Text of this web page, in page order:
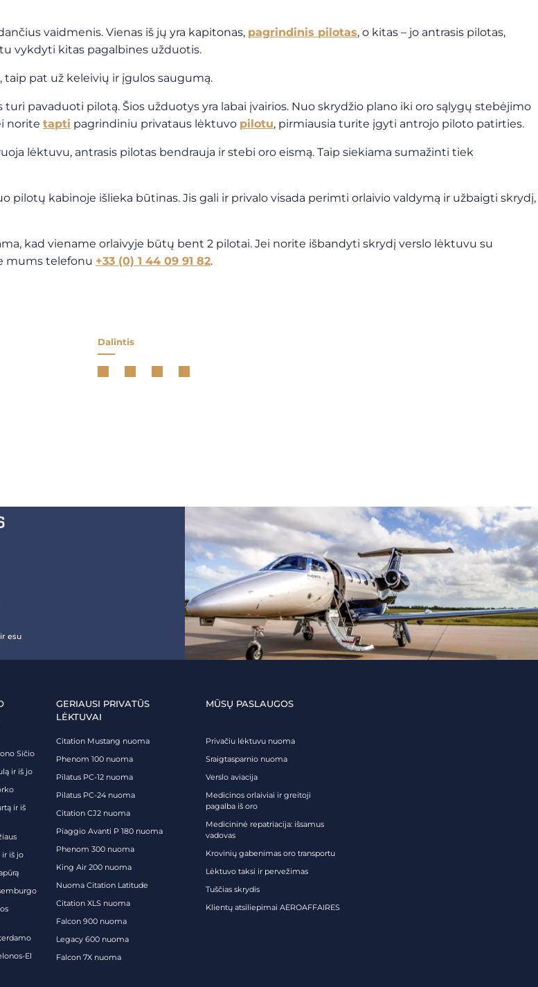
vaidmenis. Vienas iš jų yra kapitonas, pagrindinis pilotas, o kitas – jo antrasis pilotas,
vykdyti kitas pagalbines užduotis.
taip pat už keleivių ir įgulos saugumą.
pavaduoti pilotą. Šios užduotys yra labai įvairios. Nuo skrydžio plano iki oro sąlygų stebėjimo
norite tapti pagrindiniu privataus lėktuvo pilotu, pirmiausia turite įgyti antrojo piloto patirties.
lėktuvu, antrasis pilotas bendrauja ir stebi oro eismą. Taip siekiama sumažinti tiek
pilotų kabinoje išlieka būtinas. Jis gali ir privalo visada perimti orlaivio valdymą ir užbaigti skrydį,
kad viename orlaivyje būtų bent 2 pilotai. Jei norite išbandyti skrydį verslo lėktuvu su
mums telefonu +33 (0) 1 44 09 91 82.
Dalintis
esu
Sičio
ir iš jo
ir iš
iš jo
El
GERIAUSI PRIVATŪS
LĖKTUVAI
Citation Mustang nuoma
Phenom 100 nuoma
Pilatus PC-12 nuoma
Pilatus PC-24 nuoma
Citation CJ2 nuoma
Piaggio Avanti P 180 nuoma
Phenom 300 nuoma
King Air 200 nuoma
Nuoma Citation Latitude
Citation XLS nuoma
Falcon 900 nuoma
Legacy 600 nuoma
Falcon 7X nuoma
MŪSŲ PASLAUGOS
Privačiu lėktuvu nuoma
Sraigtasparnio nuoma
Verslo aviacija
Medicinos orlaiviai ir greitoji
pagalba iš oro
Medicininė repatriacija: išsamus
vadovas
Krovinių gabenimas oro transportu
Lėktuvo taksi ir pervežimas
Tuščias skrydis
Klientų atsiliepimai AEROAFFAIRES